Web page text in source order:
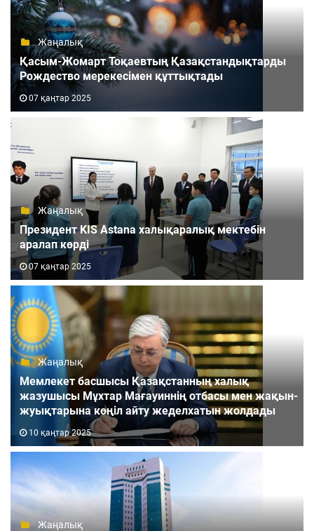
Жаңалық
Қасым-Жомарт Тоқаевтың Қазақстандықтарды
Рождество мерекесімен құттықтады
07 қаңтар 2025
Жаңалық
Президент KIS Astana халықаралық мектебін
аралап көрді
07 қаңтар 2025
Жаңалық
Мемлекет басшысы Қазақстанның халық
жазушысы Мұхтар Мағауиннің отбасы мен жақын-
жуықтарына көңіл айту жеделхатын жолдады
10 қаңтар 2025
Жаңалық